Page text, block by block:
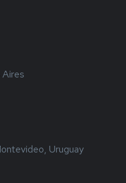
Uruguay